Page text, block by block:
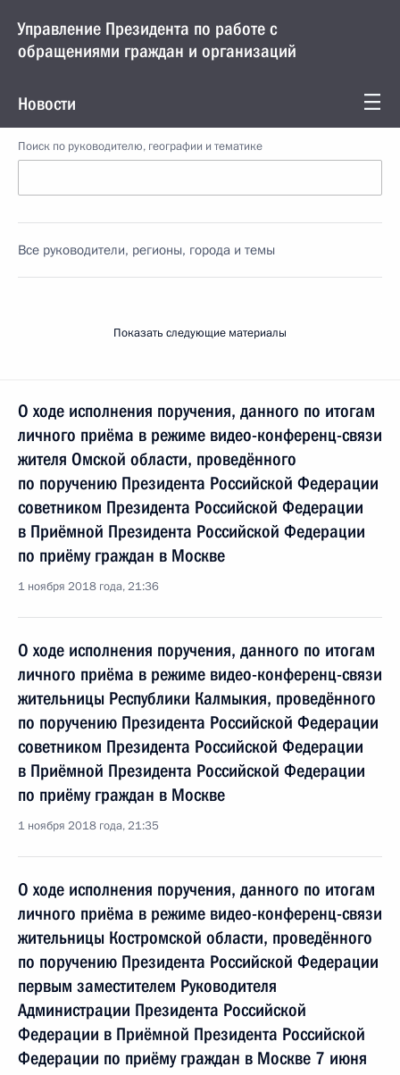
Управление Президента по работе с
обращениями граждан и организаций
Новости
Поиск по руководителю, географии и тематике
Все руководители, регионы, города и темы
Показать следующие материалы
О ходе исполнения поручения, данного по итогам
личного приёма в режиме видео-конференц-связи
жителя Омской области, проведённого
по поручению Президента Российской Федерации
советником Президента Российской Федерации
в Приёмной Президента Российской Федерации
по приёму граждан в Москве
1 ноября 2018 года, 21:36
О ходе исполнения поручения, данного по итогам
личного приёма в режиме видео-конференц-связи
жительницы Республики Калмыкия, проведённого
по поручению Президента Российской Федерации
советником Президента Российской Федерации
в Приёмной Президента Российской Федерации
по приёму граждан в Москве
1 ноября 2018 года, 21:35
О ходе исполнения поручения, данного по итогам
личного приёма в режиме видео-конференц-связи
жительницы Костромской области, проведённого
по поручению Президента Российской Федерации
первым заместителем Руководителя
Администрации Президента Российской
Федерации в Приёмной Президента Российской
Федерации по приёму граждан в Москве 7 июня